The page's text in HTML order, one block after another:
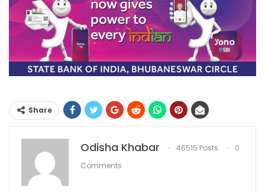
Share
Odisha Khabar 46515 Posts
0
Comments